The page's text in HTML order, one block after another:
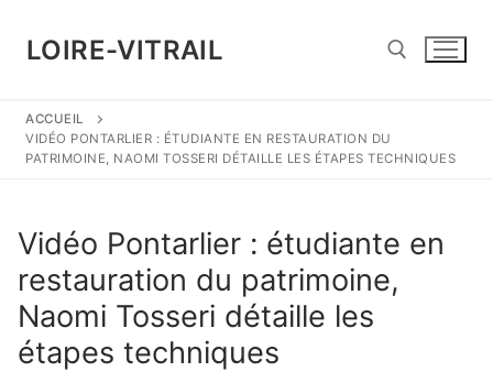
contenu
LOIRE-VITRAIL
Rechercher :
ACCUEIL
VIDÉO PONTARLIER : ÉTUDIANTE EN RESTAURATION DU
PATRIMOINE, NAOMI TOSSERI DÉTAILLE LES ÉTAPES TECHNIQUES
Vidéo Pontarlier : étudiante en
restauration du patrimoine,
Naomi Tosseri détaille les
étapes techniques